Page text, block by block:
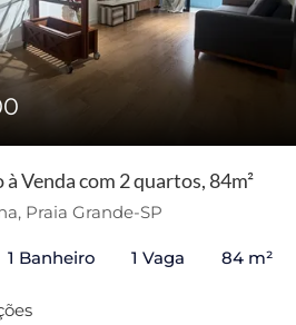
Venda com 2 quartos, 84m²
Praia Grande-SP
1 Banheiro 1 Vaga 84 m²